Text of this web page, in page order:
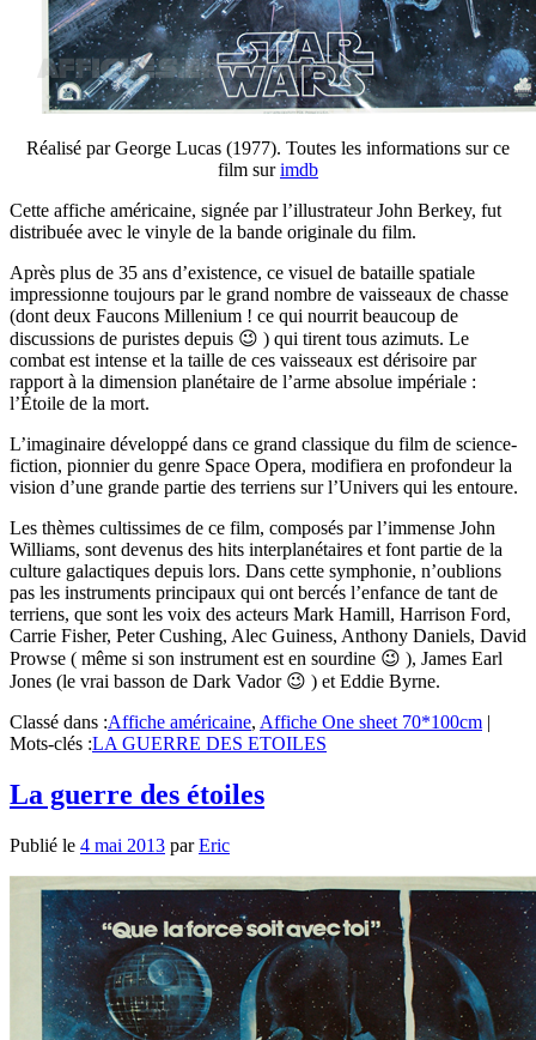
Réalisé par George Lucas (1977). Toutes les informations sur ce
film surimdb
Cette affiche américaine, signée par l’illustrateur John Berkey, fut
distribuée avec le vinyle de la bande originale du film.
Après plus de 35 ans d’existence, ce visuel de bataille spatiale
impressionne toujours par le grand nombre de vaisseaux de chasse
(dont deux Faucons Millenium ! ce qui nourrit beaucoup de
discussions de puristes depuis 😉 ) qui tirent tous azimuts. Le
combat est intense et la taille de ces vaisseaux est dérisoire par
rapport à la dimension planétaire de l’arme absolue impériale :
l’Étoile de la mort.
L’imaginaire développé dans ce grand classique du film de science-
fiction, pionnier du genre Space Opera, modifiera en profondeur la
vision d’une grande partie des terriens sur l’Univers qui les entoure.
Les thèmes cultissimes de ce film, composés par l’immense John
Williams, sont devenus des hits interplanétaires et font partie de la
culture galactiques depuis lors. Dans cette symphonie, n’oublions
pas les instruments principaux qui ont bercés l’enfance de tant de
terriens, que sont les voix des acteurs Mark Hamill, Harrison Ford,
Carrie Fisher, Peter Cushing, Alec Guiness, Anthony Daniels, David
Prowse ( même si son instrument est en sourdine 😉 ), James Earl
Jones (le vrai basson de Dark Vador 😉 ) et Eddie Byrne.
Classé dans :Affiche américaine, Affiche One sheet 70*100cm |
Mots-clés :LA GUERRE DES ETOILES
La guerre des étoiles
Publié le 4 mai 2013 parEric